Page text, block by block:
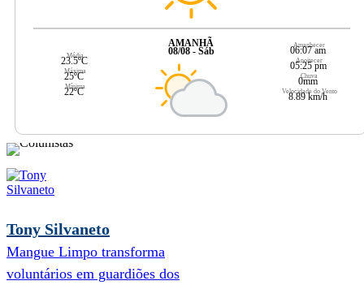
Média
23.5ºC
Máxima
25ºC
Mínima
22ºC
AMANHÃ
08/08 - Sáb
Amanhecer
06:07 am
Anoitecer
05:25 pm
Chuva
0mm
Velocidade do Vento
8.89 km/h
Tony Silvaneto
Mangue Limpo transforma
voluntários em guardiões dos